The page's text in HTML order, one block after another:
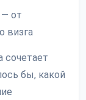
от
визга
сочетает
бы, какой